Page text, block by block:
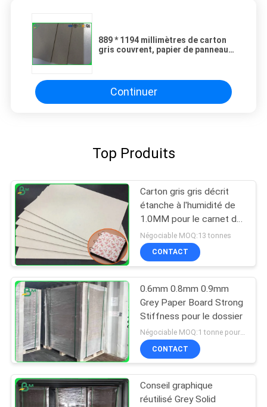
889 * 1194 millimètres de carton
gris couvrent, papier de panneau
Continuer
Top Produits
Carton gris gris décrit
étanche à l'humidité de
1.0MM pour le carnet de
livre à couverture dure
Négociable MOQ:13 tonnes
CONTACT
0.6mm 0.8mm 0.9mm
Grey Paper Board Strong
Stiffness pour le dossier
Négociable MOQ:1 tonne pour la taille commune et 10 tonnes pour la taille spéciale
CONTACT
Conseil graphique
réutilisé Grey Solid